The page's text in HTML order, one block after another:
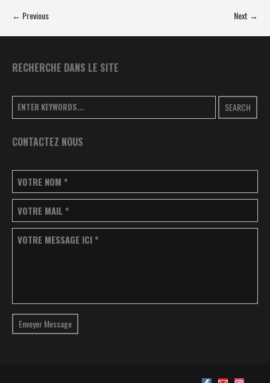
← Previous Next →
RECHERCHE DANS LE SITE
SEARCH
CONTACTEZ NOUS
VOTRE NOM *
VOTRE MAIL *
VOTRE MESSAGE ICI *
Envoyer Message